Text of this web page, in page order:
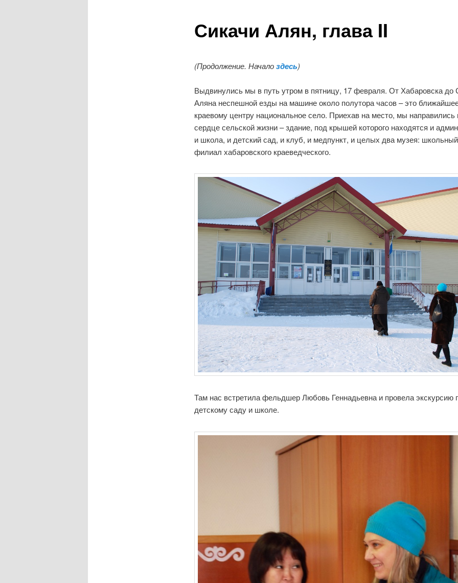
Сикачи Алян, глава II
(Продолжение. Началоздесь)
Выдвинулись мы в путь утром в пятницу, 17 февраля. От Хабаровска до
Аляна неспешной езды на машине около полутора часов – это
краевому центру национальное село. Приехав на место, мы направились
сердце сельской жизни – здание, под крышей которого находятся и
и школа, и детский сад, и клуб, и медпункт, и целых два музея:
филиал хабаровского краеведческого.
Там нас встретила фельдшер Любовь Геннадьевна и провела экскурсию
детскому саду и школе.